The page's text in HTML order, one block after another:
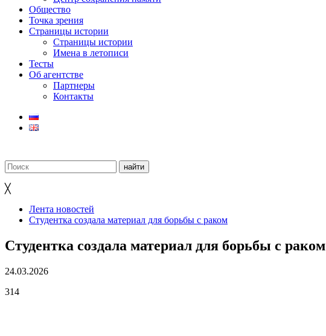
Общество
Точка зрения
Страницы истории
Страницы истории
Имена в летописи
Тесты
Об агентстве
Партнеры
Контакты
╳
Лента новостей
Студентка создала материал для борьбы с раком
Студентка создала материал для борьбы с раком
24.03.2026
314